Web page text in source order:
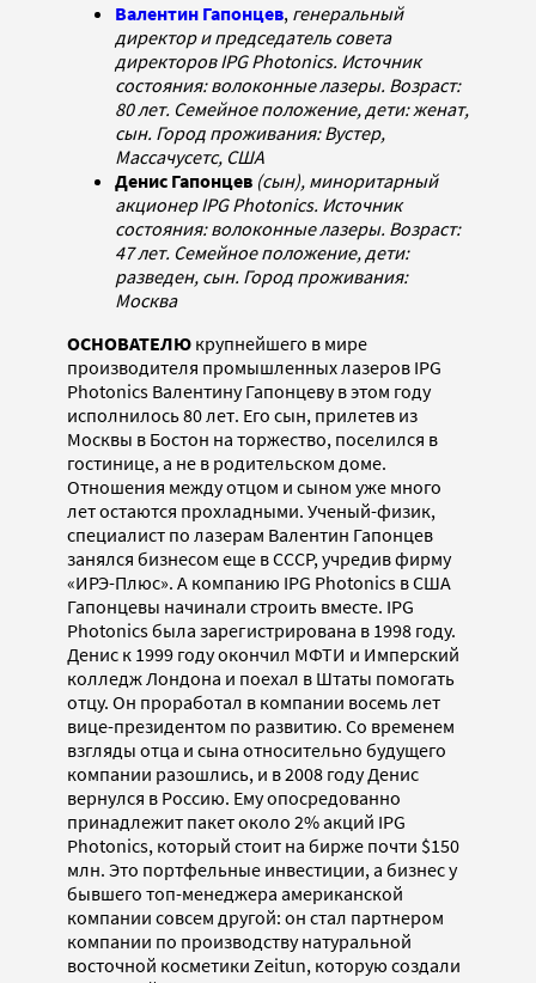
Валентин Гапонцев, генеральный
директор и председатель совета
директоров IPG Photonics. Источник
состояния: волоконные лазеры. Возраст:
80 лет. Семейное положение, дети: женат,
сын. Город проживания: Вустер,
Массачусетс, США
Денис Гапонцев (сын), миноритарный
акционер IPG Photonics. Источник
состояния: волоконные лазеры. Возраст:
47 лет. Семейное положение, дети:
разведен, сын. Город проживания:
Москва
ОСНОВАТЕЛЮ крупнейшего в мире
производителя промышленных лазеров IPG
Photonics Валентину Гапонцеву в этом году
исполнилось 80 лет. Его сын, прилетев из
Москвы в Бостон на торжество, поселился в
гостинице, а не в родительском доме.
Отношения между отцом и сыном уже много
лет остаются прохладными. Ученый-физик,
специалист по лазерам Валентин Гапонцев
занялся бизнесом еще в СССР, учредив фирму
«ИРЭ-Плюс». А компанию IPG Photonics в США
Гапонцевы начинали строить вместе. IPG
Photonics была зарегистрирована в 1998 году.
Денис к 1999 году окончил МФТИ и Имперский
колледж Лондона и поехал в Штаты помогать
отцу. Он проработал в компании восемь лет
вице-президентом по развитию. Со временем
взгляды отца и сына относительно будущего
компании разошлись, и в 2008 году Денис
вернулся в Россию. Ему опосредованно
принадлежит пакет около 2% акций IPG
Photonics, который стоит на бирже почти $150
млн. Это портфельные инвестиции, а бизнес у
бывшего топ-менеджера американской
компании совсем другой: он стал партнером
компании по производству натуральной
восточной косметики Zeitun, которую создали